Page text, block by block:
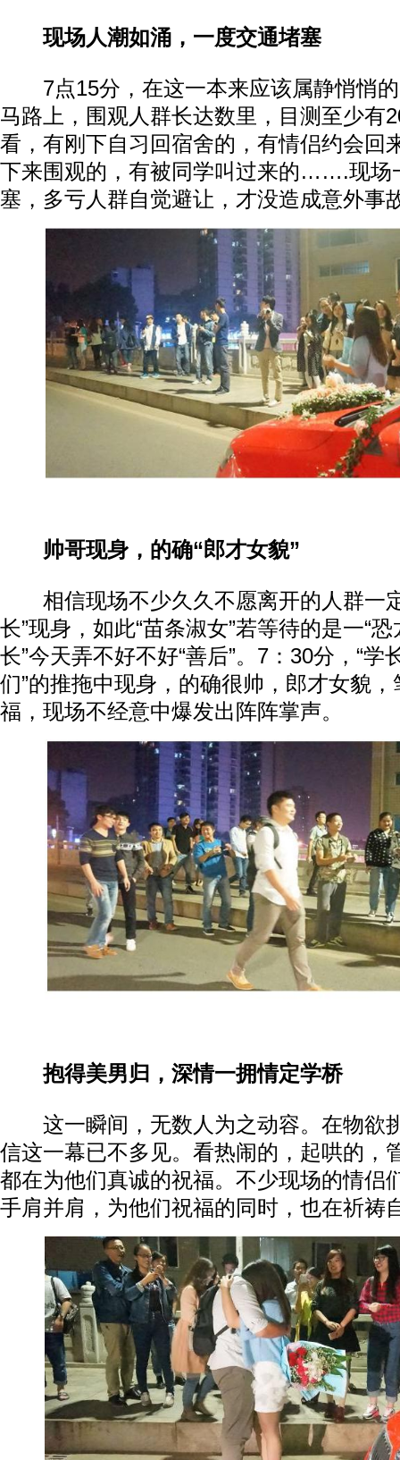
现场人潮如涌，一度交通堵塞
7点15分，在这一本来应该属静悄悄的
马路上，围观人群长达数里，目测至少有
看，有刚下自习回宿舍的，有情侣约会回
下来围观的，有被同学叫过来的…….现场
塞，多亏人群自觉避让，才没造成意外事
帅哥现身，的确“郎才女貌”
相信现场不少久久不愿离开的人群一
长”现身，如此“苗条淑女”若等待的是一“恐
长”今天弄不好不好“善后”。7：30分，“学
们”的推拖中现身，的确很帅，郎才女貌
福，现场不经意中爆发出阵阵掌声。
抱得美男归，深情一拥情定学桥
这一瞬间，无数人为之动容。在物欲
信这一幕已不多见。看热闹的，起哄的
都在为他们真诚的祝福。不少现场的情侣
手肩并肩，为他们祝福的同时，也在祈祷